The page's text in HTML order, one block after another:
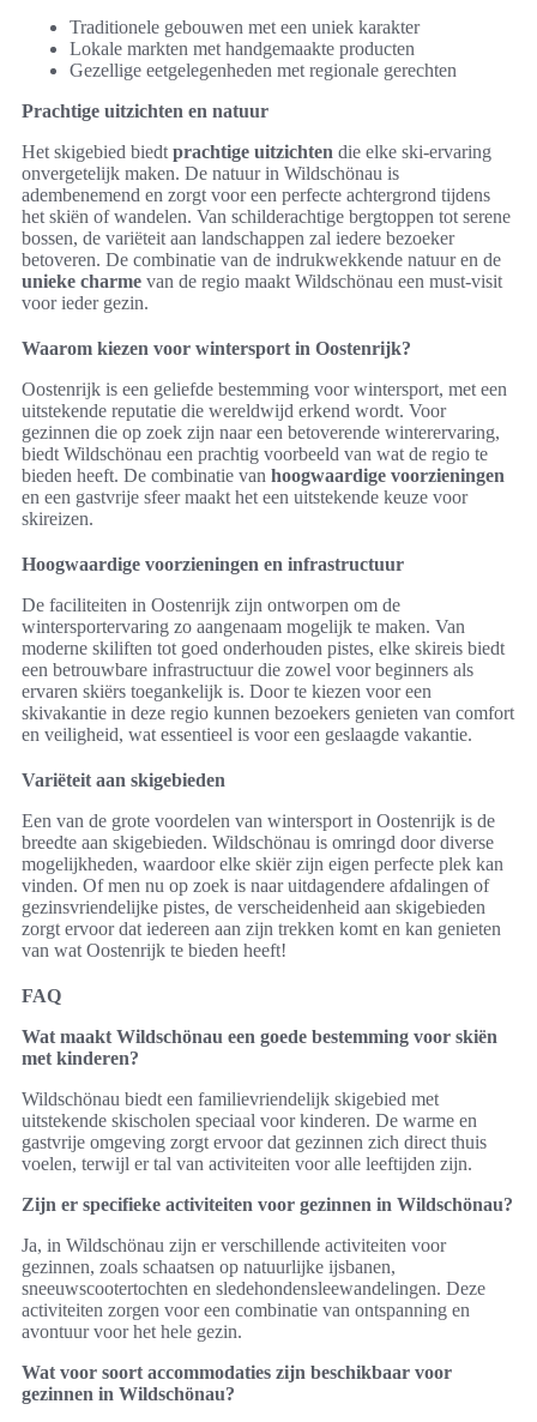
Traditionele gebouwen met een uniek karakter
Lokale markten met handgemaakte producten
Gezellige eetgelegenheden met regionale gerechten
Prachtige uitzichten en natuur
Het skigebied biedt prachtige uitzichten die elke ski-ervaring
onvergetelijk maken. De natuur in Wildschönau is
adembenemend en zorgt voor een perfecte achtergrond tijdens
het skiën of wandelen. Van schilderachtige bergtoppen tot serene
bossen, de variëteit aan landschappen zal iedere bezoeker
betoveren. De combinatie van de indrukwekkende natuur en de
unieke charme van de regio maakt Wildschönau een must-visit
voor ieder gezin.
Waarom kiezen voor wintersport in Oostenrijk?
Oostenrijk is een geliefde bestemming voor wintersport, met een
uitstekende reputatie die wereldwijd erkend wordt. Voor
gezinnen die op zoek zijn naar een betoverende winterervaring,
biedt Wildschönau een prachtig voorbeeld van wat de regio te
bieden heeft. De combinatie van hoogwaardige voorzieningen
en een gastvrije sfeer maakt het een uitstekende keuze voor
skireizen.
Hoogwaardige voorzieningen en infrastructuur
De faciliteiten in Oostenrijk zijn ontworpen om de
wintersportervaring zo aangenaam mogelijk te maken. Van
moderne skiliften tot goed onderhouden pistes, elke skireis biedt
een betrouwbare infrastructuur die zowel voor beginners als
ervaren skiërs toegankelijk is. Door te kiezen voor een
skivakantie in deze regio kunnen bezoekers genieten van comfort
en veiligheid, wat essentieel is voor een geslaagde vakantie.
Variëteit aan skigebieden
Een van de grote voordelen van wintersport in Oostenrijk is de
breedte aan skigebieden. Wildschönau is omringd door diverse
mogelijkheden, waardoor elke skiër zijn eigen perfecte plek kan
vinden. Of men nu op zoek is naar uitdagendere afdalingen of
gezinsvriendelijke pistes, de verscheidenheid aan skigebieden
zorgt ervoor dat iedereen aan zijn trekken komt en kan genieten
van wat Oostenrijk te bieden heeft!
FAQ
Wat maakt Wildschönau een goede bestemming voor skiën
met kinderen?
Wildschönau biedt een familievriendelijk skigebied met
uitstekende skischolen speciaal voor kinderen. De warme en
gastvrije omgeving zorgt ervoor dat gezinnen zich direct thuis
voelen, terwijl er tal van activiteiten voor alle leeftijden zijn.
Zijn er specifieke activiteiten voor gezinnen in Wildschönau?
Ja, in Wildschönau zijn er verschillende activiteiten voor
gezinnen, zoals schaatsen op natuurlijke ijsbanen,
sneeuwscootertochten en sledehondensleewandelingen. Deze
activiteiten zorgen voor een combinatie van ontspanning en
avontuur voor het hele gezin.
Wat voor soort accommodaties zijn beschikbaar voor
gezinnen in Wildschönau?